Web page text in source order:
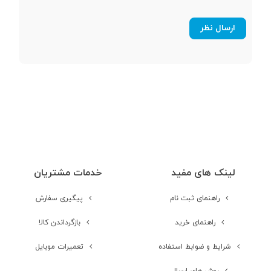
صفحه نمایش
رنگی
نمایش
نمایش
لینک های مفید
راهنمای ثبت نام
راهنمای خرید
شرایط و ضوابط استفاده
خدمات مشتریان
پیگیری سفارش
بازگرداندن کالا
تعمیرات موبایل